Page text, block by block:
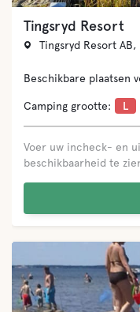
Tingsryd Resort
Tingsryd Resort AB,
Beschikbare plaatsen
Camping grootte: L
Voer uw incheck- en
beschikbaarheid te